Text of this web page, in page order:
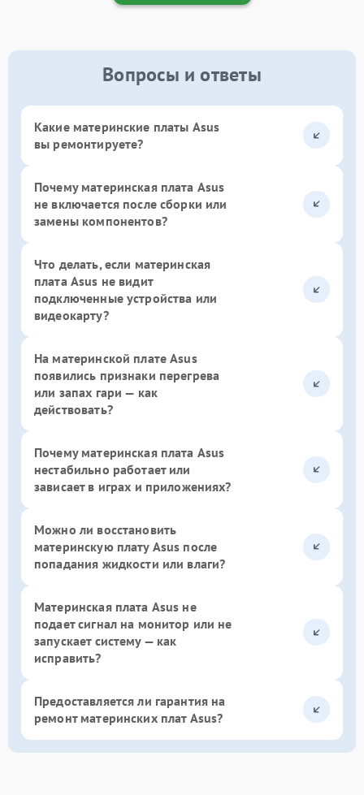
Вопросы и ответы
Какие материнские платы Asus
вы ремонтируете?
Почему материнская плата Asus
не включается после сборки или
замены компонентов?
Что делать, если материнская
плата Asus не видит
подключенные устройства или
видеокарту?
На материнской плате Asus
появились признаки перегрева
или запах гари — как
действовать?
Почему материнская плата Asus
нестабильно работает или
зависает в играх и приложениях?
Можно ли восстановить
материнскую плату Asus после
попадания жидкости или влаги?
Материнская плата Asus не
подает сигнал на монитор или не
запускает систему — как
исправить?
Предоставляется ли гарантия на
ремонт материнских плат Asus?